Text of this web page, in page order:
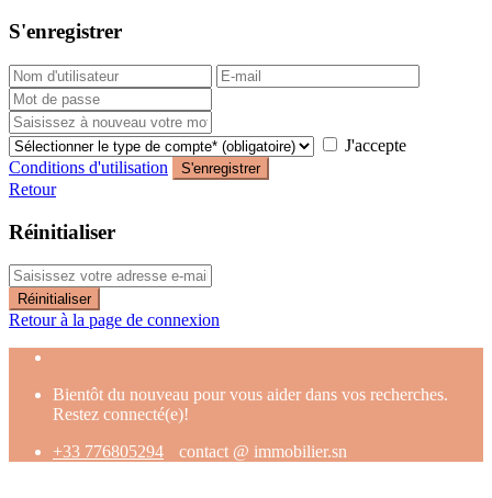
S'enregistrer
J'accepte
Conditions d'utilisation
S'enregistrer
Retour
Réinitialiser
Réinitialiser
Retour à la page de connexion
Bientôt du nouveau pour vous aider dans vos recherches.
Restez connecté(e)!
+33 776805294
contact @ immobilier.sn